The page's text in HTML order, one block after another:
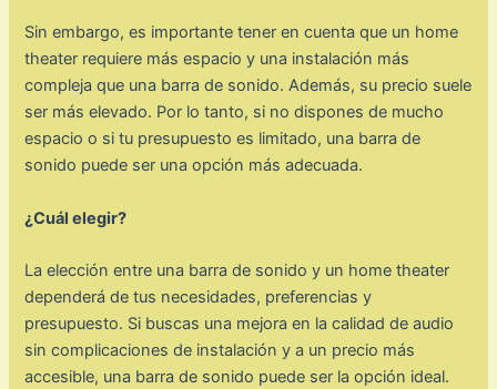
Sin embargo, es importante tener en cuenta que un home
theater requiere más espacio y una instalación más
compleja que una barra de sonido. Además, su precio suele
ser más elevado. Por lo tanto, si no dispones de mucho
espacio o si tu presupuesto es limitado, una barra de
sonido puede ser una opción más adecuada.
¿Cuál elegir?
La elección entre una barra de sonido y un home theater
dependerá de tus necesidades, preferencias y
presupuesto. Si buscas una mejora en la calidad de audio
sin complicaciones de instalación y a un precio más
accesible, una barra de sonido puede ser la opción ideal.